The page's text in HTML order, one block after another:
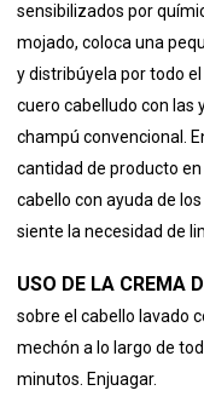
sensibilizados por
mojado, coloca una
y distribúyela por todo
cuero cabelludo con las
champú convencional.
cantidad de producto
cabello con ayuda de
siente la necesidad de
USO DE LA CREMA
sobre el cabello lavado
mechón a lo largo de
minutos. Enjuagar.